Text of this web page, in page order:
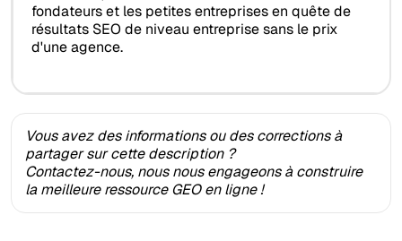
fondateurs et les petites entreprises en quête de
résultats SEO de niveau entreprise sans le prix
d'une agence.
Vous avez des informations ou des corrections à
partager sur cette description ?
Contactez-nous, nous nous engageons à construire
la meilleure ressource GEO en ligne !